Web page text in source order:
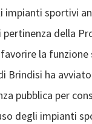
impianti sportivi
della
la funzione
Brindisi ha
pubblica per
degli impianti